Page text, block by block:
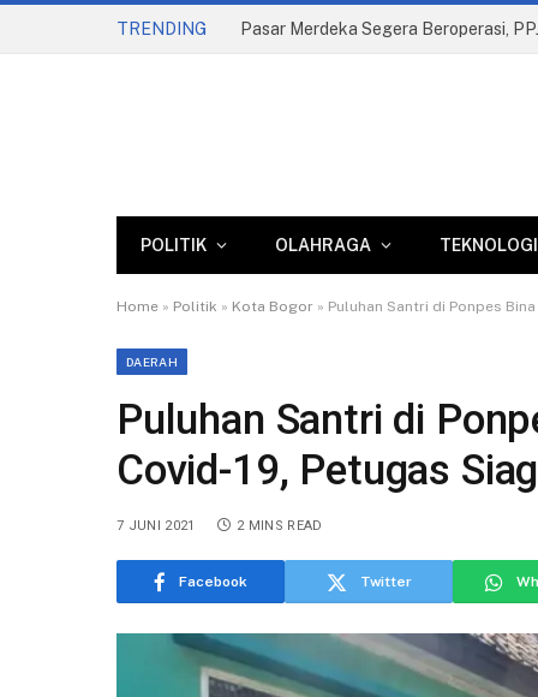
TRENDING
POLITIK OLAHRAGA TEKNOLOGI
Home » Politik » Kota Bogor » Puluhan Santri di Ponpes
DAERAH
Puluhan Santri di
Covid-19, Petugas
7 JUNI 2021 2 MINS READ
Facebook Twitter